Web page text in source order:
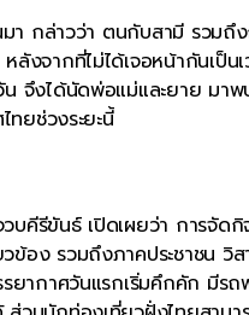
า กล่าวว่า ตนกับสามี รวมถึ
งจากที่ไม่ได้เจอหน้ากันเป็
จึงได้นัดพ่อแม่และยาย มา
ทยช่วงระยะนี้
บคีรีขันธ์ เปิดเผยว่า การจั
อง รวมถึงภาคประชาชน วิ
ยากาศวันแรกเริ่มคึกคัก มี